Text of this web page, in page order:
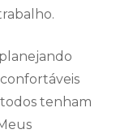
tenham